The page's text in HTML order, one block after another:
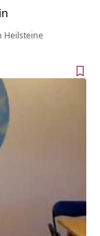
Heilsteine